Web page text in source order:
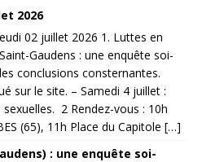
2026
02 juillet 2026 1. Luttes en
Gaudens : une enquête soi-
conclusions consternantes.
sur le site. – Samedi 4 juillet :
2 Rendez-vous : 10h
(65), 11h Place du Capitole […]
: une enquête soi-